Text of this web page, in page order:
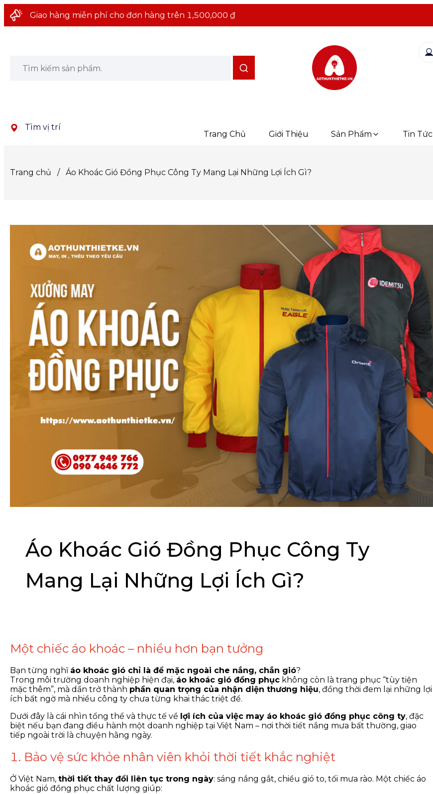
Giao hàng miễn phí cho đơn hàng trên 1,500,000 ₫
Tìm vị trí
Trang Chủ Giới Thiệu Sản Phẩm Tin Tức
Trang chủ / Áo Khoác Gió Đồng Phục Công Ty Mang Lại Những Lợi Ích Gì?
Áo Khoác Gió Đồng Phục Công Ty
Mang Lại Những Lợi Ích Gì?
Một chiếc áo khoác – nhiều hơn bạn tưởng
Bạn từng nghĩ áo khoác gió chỉ là để mặc ngoài che nắng, chắn gió?
Trong môi trường doanh nghiệp hiện đại, áo khoác gió đồng phục không còn là trang phục “tùy tiện
mặc thêm”, mà dần trở thành phần quan trọng của nhận diện thương hiệu, đồng thời đem lại những lợi
ích bất ngờ mà nhiều công ty chưa từng khai thác triệt để.
Dưới đây là cái nhìn tổng thể và thực tế về lợi ích của việc may áo khoác gió đồng phục công ty, đặc
biệt nếu bạn đang điều hành một doanh nghiệp tại Việt Nam – nơi thời tiết nắng mưa bất thường, giao
tiếp ngoài trời là chuyện hằng ngày.
1. Bảo vệ sức khỏe nhân viên khỏi thời tiết khắc nghiệt
Ở Việt Nam, thời tiết thay đổi liên tục trong ngày: sáng nắng gắt, chiều gió to, tối mưa rào. Một chiếc áo
khoác gió đồng phục chất lượng giúp: